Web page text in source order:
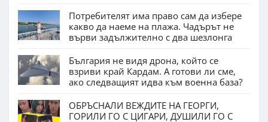
Потребителят има право сам да избере
какво да наеме на плажа. Чадърът не
върви задължително с два шезлонга
България не видя дрона, който се
взриви край Кардам. А готови ли сме,
ако следващият идва към военна база?
ОБРЪСНАЛИ ВЕЖДИТЕ НА ГЕОРГИ,
ГОРИЛИ ГО С ЦИГАРИ, ДУШИЛИ ГО С